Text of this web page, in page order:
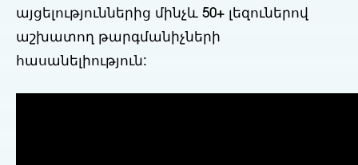
այցելություններից մինչև 50+ լեզուներով
աշխատող թարգմանիչների
հասանելիություն: